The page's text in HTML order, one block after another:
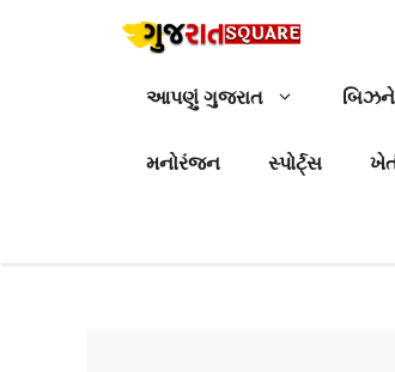
આપણું ગુજરાત
મનોરંજન સ્પોર્ટ્સ